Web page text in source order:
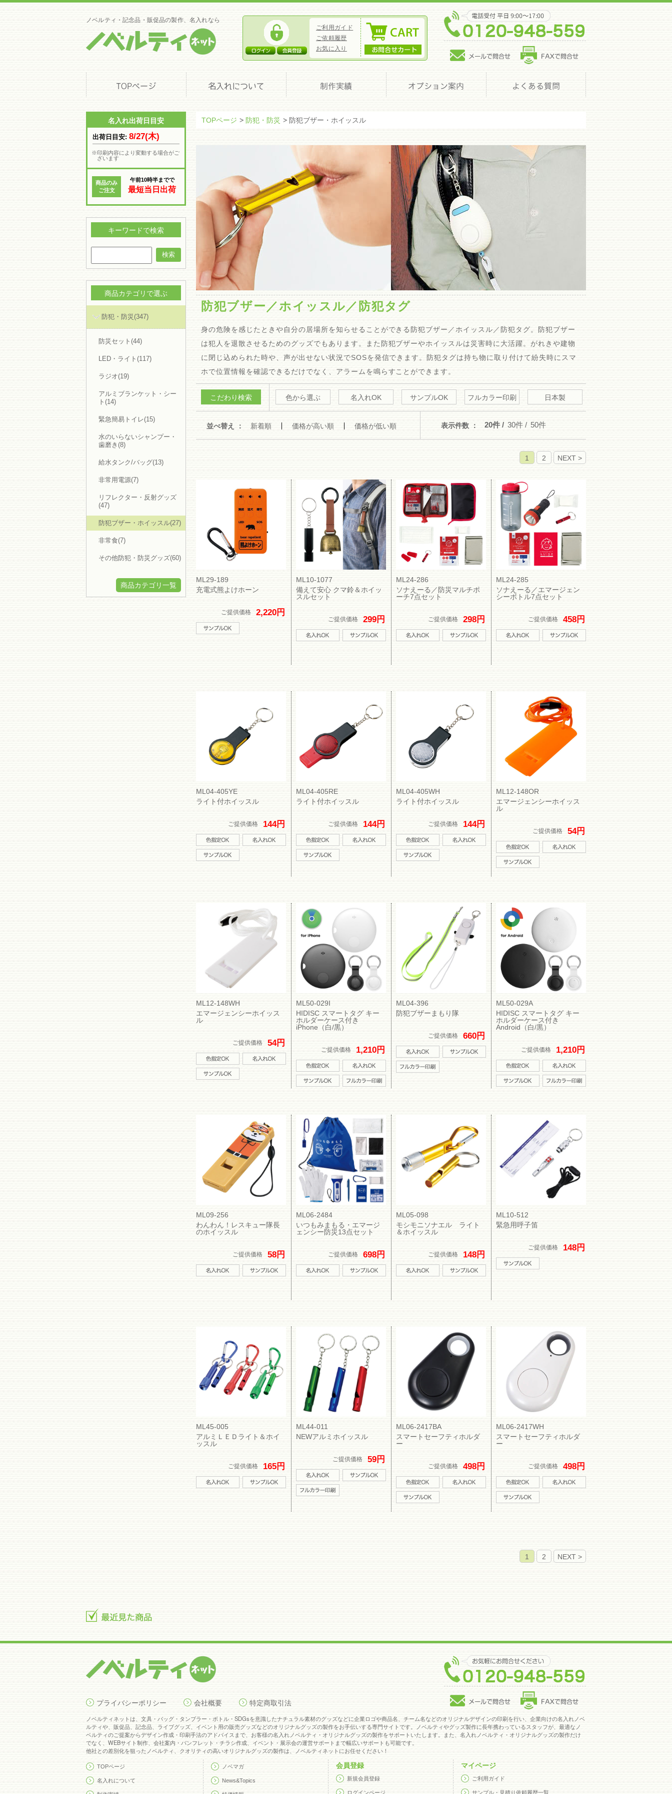
ノベルティ・記念品・販促品の製作、名入れなら
ご利用ガイド
ご依頼履歴
お気に入り
名入れ出荷日目安
出荷日目安: 8/27(木)
※印刷内容により変動する場合がご
ざいます
商品のみ
ご注文
午前10時半までで
最短当日出荷
キーワードで検索
検索
商品カテゴリで選ぶ
防犯・防災(347)
防災セット(44)
LED・ライト(117)
ラジオ(19)
アルミブランケット・シー
ト(14)
緊急簡易トイレ(15)
水のいらないシャンプー・
歯磨き(8)
給水タンク/バッグ(13)
非常用電源(7)
リフレクター・反射グッズ
(47)
防犯ブザー・ホイッスル(27)
非常食(7)
その他防犯・防災グッズ(60)
商品カテゴリ一覧
TOPページ 防犯・防災 防犯ブザー・ホイッスル
防犯ブザー／ホイッスル／防犯タグ
身の危険を感じたときや自分の居場所を知らせることができる防犯ブザー／ホイッスル／防犯タグ。防犯ブザー
は犯人を退散させるためのグッズでもあります。また防犯ブザーやホイッスルは災害時に大活躍。がれきや建物
に閉じ込められた時や、声が出せない状況でSOSを発信できます。防犯タグは持ち物に取り付けて紛失時にスマ
ホで位置情報を確認できるだけでなく、アラームを鳴らすことができます。
こだわり検索 色から選ぶ 名入れOK サンプルOK フルカラー印刷 日本製
並べ替え ： 新着順 価格が高い順 価格が低い順 表示件数 ： 20件 30件 50件
1 2
ML29-189
充電式熊よけホーン
ご提供価格 2,220円
ML10-1077
備えて安心 クマ鈴＆ホイッ
スルセット
ご提供価格 299円
ML24-286
ソナえーる／防災マルチポ
ーチ7点セット
ご提供価格 298円
ML24-285
ソナえーる／エマージェン
シーボトル7点セット
ご提供価格 458円
ML04-405YE
ライト付ホイッスル
ご提供価格 144円
ML04-405RE
ライト付ホイッスル
ご提供価格 144円
ML04-405WH
ライト付ホイッスル
ご提供価格 144円
ML12-148OR
エマージェンシーホイッス
ル
ご提供価格 54円
ML12-148WH
エマージェンシーホイッス
ル
ご提供価格 54円
ML50-029I
HIDISC スマートタグ キー
ホルダーケース付き
iPhone（白/黒）
ご提供価格 1,210円
ML04-396
防犯ブザーまもり隊
ご提供価格 660円
ML50-029A
HIDISC スマートタグ キー
ホルダーケース付き
Android（白/黒）
ご提供価格 1,210円
ML09-256
わんわん！レスキュー隊長
のホイッスル
ご提供価格 58円
ML06-2484
いつもみまもる・エマージ
ェンシー防災13点セット
ご提供価格 698円
ML05-098
モシモニソナエル ライト
＆ホイッスル
ご提供価格 148円
ML10-512
緊急用呼子笛
ご提供価格 148円
ML45-005
アルミＬＥＤライト＆ホイ
ッスル
ご提供価格 165円
ML44-011
NEWアルミホイッスル
ご提供価格 59円
ML06-2417BA
スマートセーフティホルダ
ー
ご提供価格 498円
ML06-2417WH
スマートセーフティホルダ
ー
ご提供価格 498円
1 2
プライバシーポリシー 会社概要
特定商取引法
ノベルティネットは、文具・バッグ・タンブラー・ボトル・SDGsを意識したナチュラル素材のグッズなどに企業ロゴや商品名、チーム名などのオリジナルデザインの印刷を行い、企業向けの名入れノベ
ルティや、販促品、記念品、ライブグッズ、イベント用の販売グッズなどのオリジナルグッズの製作をお手伝いする専門サイトです。ノベルティやグッズ製作に長年携わっているスタッフが、最適なノ
ベルティのご提案からデザイン作成・印刷手法のアドバイスまで、お客様の名入れノベルティ・オリジナルグッズの製作をサポートいたします。また、名入れノベルティ・オリジナルグッズの製作だけ
でなく、WEBサイト制作、会社案内・パンフレット・チラシ作成、イベント・展示会の運営サポートまで幅広いサポートも可能です。
他社との差別化を狙ったノベルティ、クオリティの高いオリジナルグッズの製作は、ノベルティネットにお任せください！
TOPページ
名入れについて
ノベマガ
News&Topics
会員登録
新規会員登録
ログインページ
マイページ
ご利用ガイド
サンプル・見積り依頼履歴一覧
名入れについて
サンプル・見積り依頼履歴一覧
ノベルティネットは、文具・バッグ・タンブラー・ボトル・SDGsを意識したナチュラル素材のグッズなどに企業ロゴや商品名、チーム名のオリジナルデザインの印刷を行い、企業向けの名入れノベルティや、販促
品、記念品、ライブグッズ、イベント用の販売グッズなどのオリジナルグッズの製作をお手伝いする専門サイトです。ノベルティやグッズ製作に長年携わっているスタッフが、最適なノベルティのご提案からデザイ
ン作成・印刷手法のアドバイスまで、お客様の名入れノベルティ・オリジナルグッズの製作をサポートいたします。他社との差別化を狙ったノベルティ、クオリティの高いオリジナルグッズの製作は、ノベルティネ
copyright (c) ノベルティネット all rights reserved.